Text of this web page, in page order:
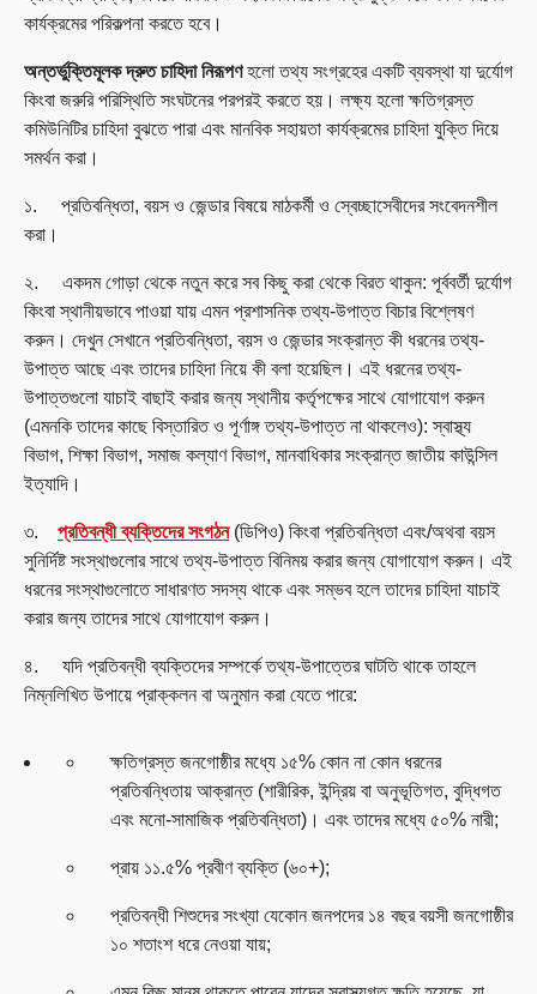
কার্যক্রমের পরিকল্পনা করতে হবে।
অন্তর্ভুক্তিমূলক দ্রুত চাহিদা নিরূপণহলো তথ্য সংগ্রহের একটি ব্যবস্থা যা দুর্যোগ
কিংবা জরুরি পরিস্থিতি সংঘটনের পরপরই করতে হয়। লক্ষ্য হলো ক্ষতিগ্রস্ত
কমিউনিটির চাহিদা বুঝতে পারা এবং মানবিক সহায়তা কার্যক্রমের চাহিদা যুক্তি দিয়ে
সমর্থন করা।
১. প্রতিবন্ধিতা, বয়স ও জেন্ডার বিষয়ে মাঠকর্মী ও স্বেচ্ছাসেবীদের সংবেদনশীল
করা।
২. একদম গোড়া থেকে নতুন করে সব কিছু করা থেকে বিরত থাকুন: পূর্ববর্তী দুর্যোগ
কিংবা স্থানীয়ভাবে পাওয়া যায় এমন প্রশাসনিক তথ্য-উপাত্ত বিচার বিশ্লেষণ
করুন। দেখুন সেখানে প্রতিবন্ধিতা, বয়স ও জেন্ডার সংক্রান্ত কী ধরনের তথ্য-
উপাত্ত আছে এবং তাদের চাহিদা নিয়ে কী বলা হয়েছিল। এই ধরনের তথ্য-
উপাত্তগুলো যাচাই বাছাই করার জন্য স্থানীয় কর্তৃপক্ষের সাথে যোগাযোগ করুন
(এমনকি তাদের কাছে বিস্তারিত ও পূর্ণাঙ্গ তথ্য-উপাত্ত না থাকলেও): স্বাস্থ্য
বিভাগ, শিক্ষা বিভাগ, সমাজ কল্যাণ বিভাগ, মানবাধিকার সংক্রান্ত জাতীয় কাউন্সিল
ইত্যাদি।
৩. প্রতিবন্ধী ব্যক্তিদের সংগঠন(ডিপিও) কিংবা প্রতিবন্ধিতা এবং/অথবা বয়স
সুনির্দিষ্ট সংস্থাগুলোর সাথে তথ্য-উপাত্ত বিনিময় করার জন্য যোগাযোগ করুন। এই
ধরনের সংস্থাগুলোতে সাধারণত সদস্য থাকে এবং সম্ভব হলে তাদের চাহিদা যাচাই
করার জন্য তাদের সাথে যোগাযোগ করুন।
৪. যদি প্রতিবন্ধী ব্যক্তিদের সম্পর্কে তথ্য-উপাত্তের ঘাটতি থাকে তাহলে
নিম্নলিখিত উপায়ে প্রাক্কলন বা অনুমান করা যেতে পারে:
ক্ষতিগ্রস্ত জনগোষ্ঠীর মধ্যে ১৫% কোন না কোন ধরনের
প্রতিবন্ধিতায় আক্রান্ত (শারীরিক, ইন্দ্রিয় বা অনুভূতিগত, বুদ্ধিগত
এবং মনো-সামাজিক প্রতিবন্ধিতা)। এবং তাদের মধ্যে ৫০% নারী;
প্রায় ১১.৫% প্রবীণ ব্যক্তি (৬০+);
প্রতিবন্ধী শিশুদের সংখ্যা যেকোন জনপদের ১৪ বছর বয়সী জনগোষ্ঠীর
১০ শতাংশ ধরে নেওয়া যায়;